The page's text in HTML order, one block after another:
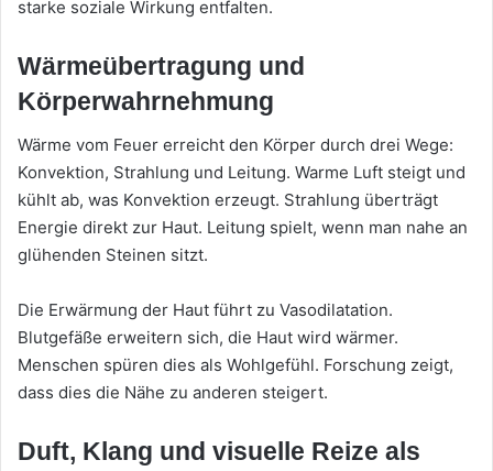
starke soziale Wirkung entfalten.
Wärmeübertragung und
Körperwahrnehmung
Wärme vom Feuer erreicht den Körper durch drei Wege:
Konvektion, Strahlung und Leitung. Warme Luft steigt und
kühlt ab, was Konvektion erzeugt. Strahlung überträgt
Energie direkt zur Haut. Leitung spielt, wenn man nahe an
glühenden Steinen sitzt.
Die Erwärmung der Haut führt zu Vasodilatation.
Blutgefäße erweitern sich, die Haut wird wärmer.
Menschen spüren dies als Wohlgefühl. Forschung zeigt,
dass dies die Nähe zu anderen steigert.
Duft, Klang und visuelle Reize als